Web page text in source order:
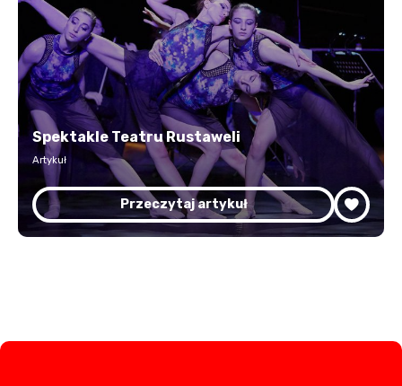
Spektakle Teatru Rustaweli
Artykuł
Przeczytaj artykuł